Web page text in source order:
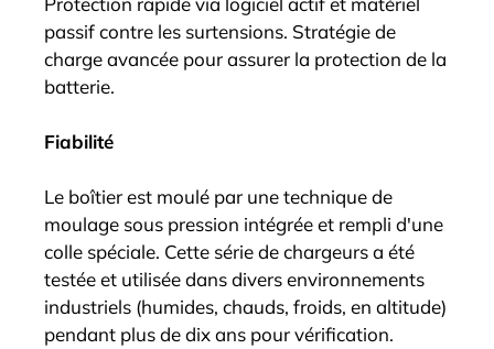
passif contre les surtensions. Stratégie de
charge avancée pour assurer la protection de la
batterie.
Fiabilité
Le boîtier est moulé par une technique de
moulage sous pression intégrée et rempli d'une
colle spéciale. Cette série de chargeurs a été
testée et utilisée dans divers environnements
industriels (humides, chauds, froids, en altitude)
pendant plus de dix ans pour vérification.